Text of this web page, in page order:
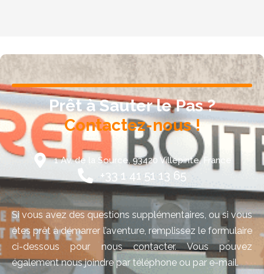
Prêt à Sauter le Pas ?
Contactez-nous !
1 Av. de la Source, 93420 Villepinte, France
+33 1 41 51 13 65
Si vous avez des questions supplémentaires, ou si vous
êtes prêt à démarrer l’aventure, remplissez le formulaire
ci-dessous pour nous contacter. Vous pouvez
également nous joindre par téléphone ou par e-mail.